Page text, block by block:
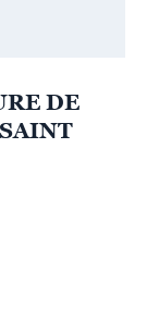
DE